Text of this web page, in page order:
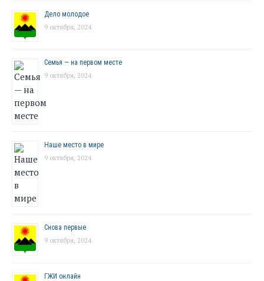
Дело молодое
9 октября, 2024
Семья — на первом месте
9 октября, 2024
Наше место в мире
9 октября, 2024
Снова первые
9 октября, 2024
ГЖИ онлайн